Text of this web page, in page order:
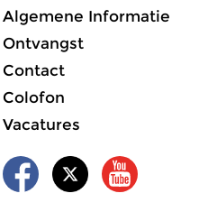
Algemene Informatie
Ontvangst
Contact
Colofon
Vacatures